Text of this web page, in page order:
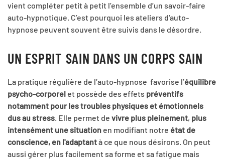
vient compléter petit à petit l’ensemble d’un savoir-faire
auto-hypnotique. C’est pourquoi les ateliers d'auto-
hypnose peuvent souvent être suivis dans le désordre.
UN ESPRIT SAIN DANS UN CORPS SAIN
La pratique régulière de l’auto-hypnose favorise l’équilibre
psycho-corporel et possède des effets préventifs
notamment pour les troubles physiques et émotionnels
dus au stress. Elle permet de vivre plus pleinement, plus
intensément une situation en modifiant notre état de
conscience, en l'adaptantà ce que nous désirons. On peut
aussi gérer plus facilement sa forme et sa fatigue mais